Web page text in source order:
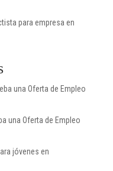
para empresa en
una Oferta de Empleo
una Oferta de Empleo
jóvenes en